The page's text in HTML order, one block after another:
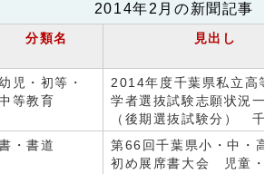
2014年2月の新聞記事
分類名 見出し
児・初等・
等教育
2014年度千葉県私立高
学者選抜試験志願状況
（後期選抜試験分） 千
・書道
第66回千葉県小・中・高
初め展席書大会 児童・